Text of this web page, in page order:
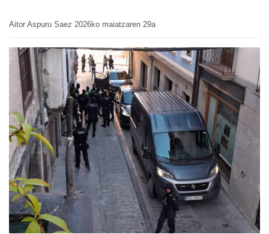
Aitor Aspuru Saez 2026ko maiatzaren 29a